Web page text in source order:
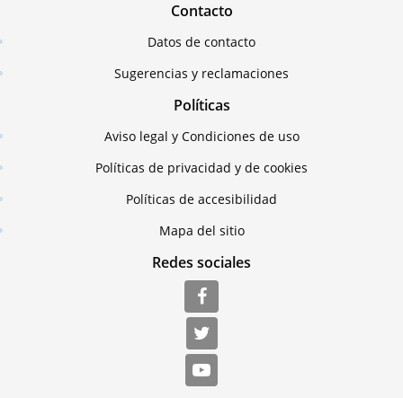
Contacto
Datos de contacto
Sugerencias y reclamaciones
Políticas
Aviso legal y Condiciones de uso
Políticas de privacidad y de cookies
Políticas de accesibilidad
Mapa del sitio
Redes sociales